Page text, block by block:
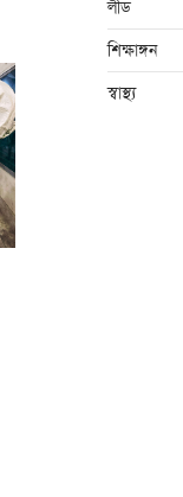
লীড
শিক্ষাঙ্গন
স্বাস্থ্য